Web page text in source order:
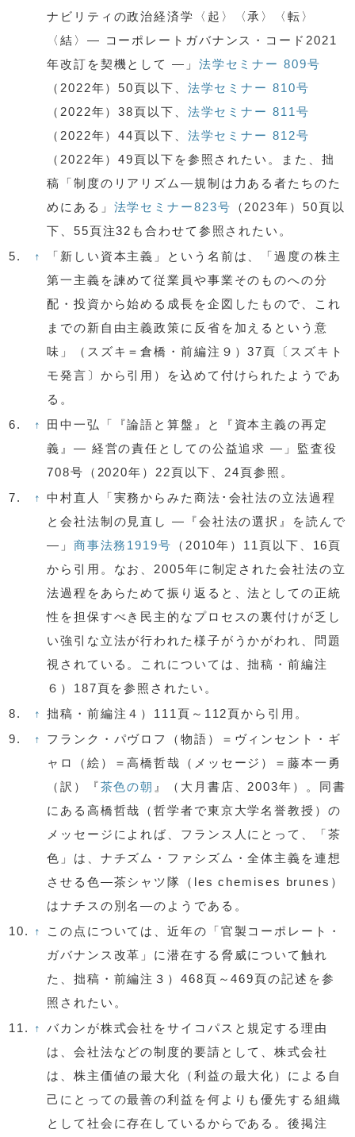
ナビリティの政治経済学〈起〉〈承〉〈転〉
〈結〉— コーポレートガバナンス・コード2021
年改訂を契機として —」 法学セミナー 809号
（2022年）50頁以下、 法学セミナー 810号
（2022年）38頁以下、 法学セミナー 811号
（2022年）44頁以下、 法学セミナー 812号
（2022年）49頁以下を参照されたい。また、拙
稿「制度のリアリズム—規制は力ある者たちのた
めにある」 法学セミナー823号 （2023年）50頁以
下、55頁注32も合わせて参照されたい。
5.
↑
「新しい資本主義」という名前は、「過度の株主
第一主義を諫めて従業員や事業そのものへの分
配・投資から始める成長を企図したもので、これ
までの新自由主義政策に反省を加えるという意
味」（スズキ＝倉橋・前編注９）37頁〔スズキト
モ発言〕から引用）を込めて付けられたようであ
る。
6.
↑
田中一弘「『論語と算盤』と『資本主義の再定
義』— 経営の責任としての公益追求 —」監査役
708号（2020年）22頁以下、24頁参照。
7.
↑ 中村直人「実務からみた商法･会社法の立法過程
と会社法制の見直し —『会社法の選択』を読んで
—」 商事法務1919号
（2010年）11頁以下、16頁
から引用。なお、2005年に制定された会社法の立
法過程をあらためて振り返ると、法としての正統
性を担保すべき民主的なプロセスの裏付けが乏し
い強引な立法が行われた様子がうかがわれ、問題
視されている。これについては、拙稿・前編注
６）187頁を参照されたい。
8.
↑ 拙稿・前編注４）111頁～112頁から引用。
9.
↑
フランク・パヴロフ（物語）＝ヴィンセント・ギ
ャロ（絵）＝高橋哲哉（メッセージ）＝藤本一勇
（訳）『茶色の朝 』（大月書店、2003年）。同書
にある高橋哲哉（哲学者で東京大学名誉教授）の
メッセージによれば、フランス人にとって、「茶
色」は、ナチズム・ファシズム・全体主義を連想
させる色—茶シャツ隊（les chemises brunes）
はナチスの別名—のようである。
10.
↑
この点については、近年の「官製コーポレート・
ガバナンス改革」に潜在する脅威について触れ
た、拙稿・前編注３）468頁～469頁の記述を参
照されたい。
11.
↑ バカンが株式会社をサイコパスと規定する理由
は、会社法などの制度的要請として、株式会社
は、株主価値の最大化（利益の最大化）による自
己にとっての最善の利益を何よりも優先する組織
として社会に存在しているからである。後掲注